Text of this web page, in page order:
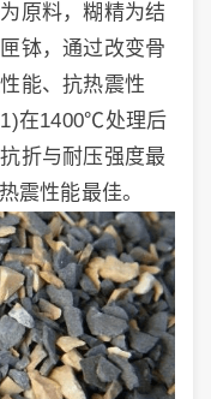
原料，糊精为结
钵，通过改变骨
能、抗热震性
在1400℃处理后
折与耐压强度最
震性能最佳。